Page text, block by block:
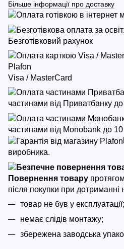
Більше інформації про доставку
Безготівковий рахунок
Visa / MasterCard
частинами від Приватбанку
частинами від Monobank до 10
виробника.
Повернення товару
після покупки при дотриманні
товар не був у експлуатації;
немає слідів монтажу;
збережена заводська